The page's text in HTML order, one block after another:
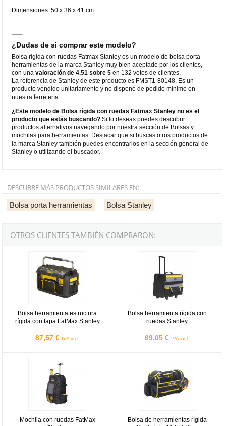
Dimensiones: 50 x 36 x 41 cm.
¿Dudas de si comprar este modelo?
Bolsa rígida con ruedas Fatmax Stanley es un modelo de bolsa porta
herramientas de la marca Stanley muy bien aceptado por los clientes,
con unavaloración de 4,51 sobre 5 en 132 votos de clientes.
La referencia de Stanley de este producto es FMST1-80148. Es un
producto vendido unitariamente y no dispone de pedido mínimo en
nuestra ferretería.
¿Este modelo de Bolsa rígida con ruedas Fatmax Stanley no es el
producto que estás buscando? Si lo deseas puedes descubrir
productos alternativos navegando por nuestra sección de Bolsas y
mochilas para herramientas. Destacar que si buscas otros productos de
la marca Stanley también puedes encontrarlos en la sección general de
Stanley o utilizando el buscador.
DESCUBRE MÁS PRODUCTOS SIMILARES EN:
Bolsa porta herramientas Bolsa Stanley
OTROS CLIENTES TAMBIÉN COMPRARON:
Bolsa herramienta estructura
rígida con tapa FatMax Stanley
87,57 € IVA incl.
Bolsa herramienta rígida con
ruedas Stanley
69,05 € IVA incl.
Mochila con ruedas FatMax
Bolsa de herramientas rígida